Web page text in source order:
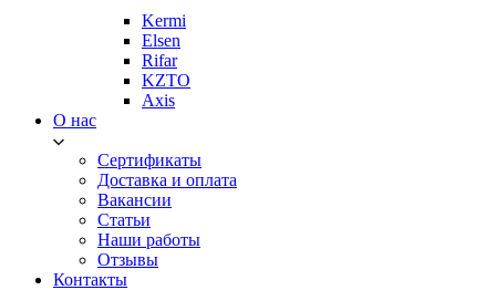
Kermi
Elsen
Rifar
KZTO
Axis
О нас
Сертификаты
Доставка и оплата
Вакансии
Статьи
Наши работы
Отзывы
Контакты